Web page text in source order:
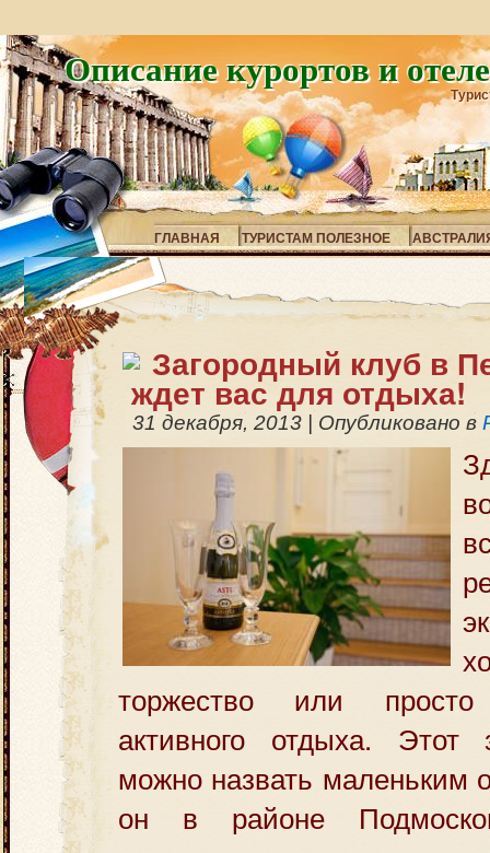
Описание курортов и
ГЛАВНАЯ ТУРИСТАМ ПОЛЕЗНОЕ
Загородный клуб в
ждет вас для отдыха!
31 декабря, 2013 Опубликовано в
торжество или
активного отдыха. Этот
можно назвать маленьким
он в районе